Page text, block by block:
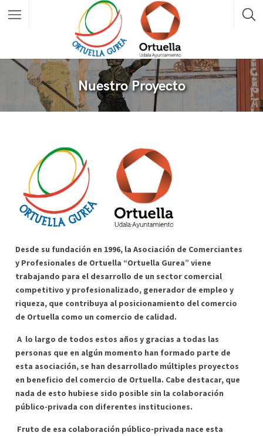
Nuestro Proyecto
Desde su fundación en 1996, la Asociación de Comerciantes
y Profesionales de Ortuella “Ortuella Gurea” viene
trabajando para el desarrollo de un sector comercial
competitivo y profesionalizado, generador de empleo y
riqueza, que contribuya al posicionamiento del comercio
de Ortuella como un comercio de calidad.
A lo largo de todos estos años y gracias a todas las
personas que en algún momento han formado parte de
esta asociación, se han desarrollado múltiples proyectos
en beneficio del comercio de Ortuella. Cabe destacar, que
nada de esto hubiese sido posible sin la colaboración
público-privada con diferentes instituciones.
Fruto de esa colaboración público-privada nace esta